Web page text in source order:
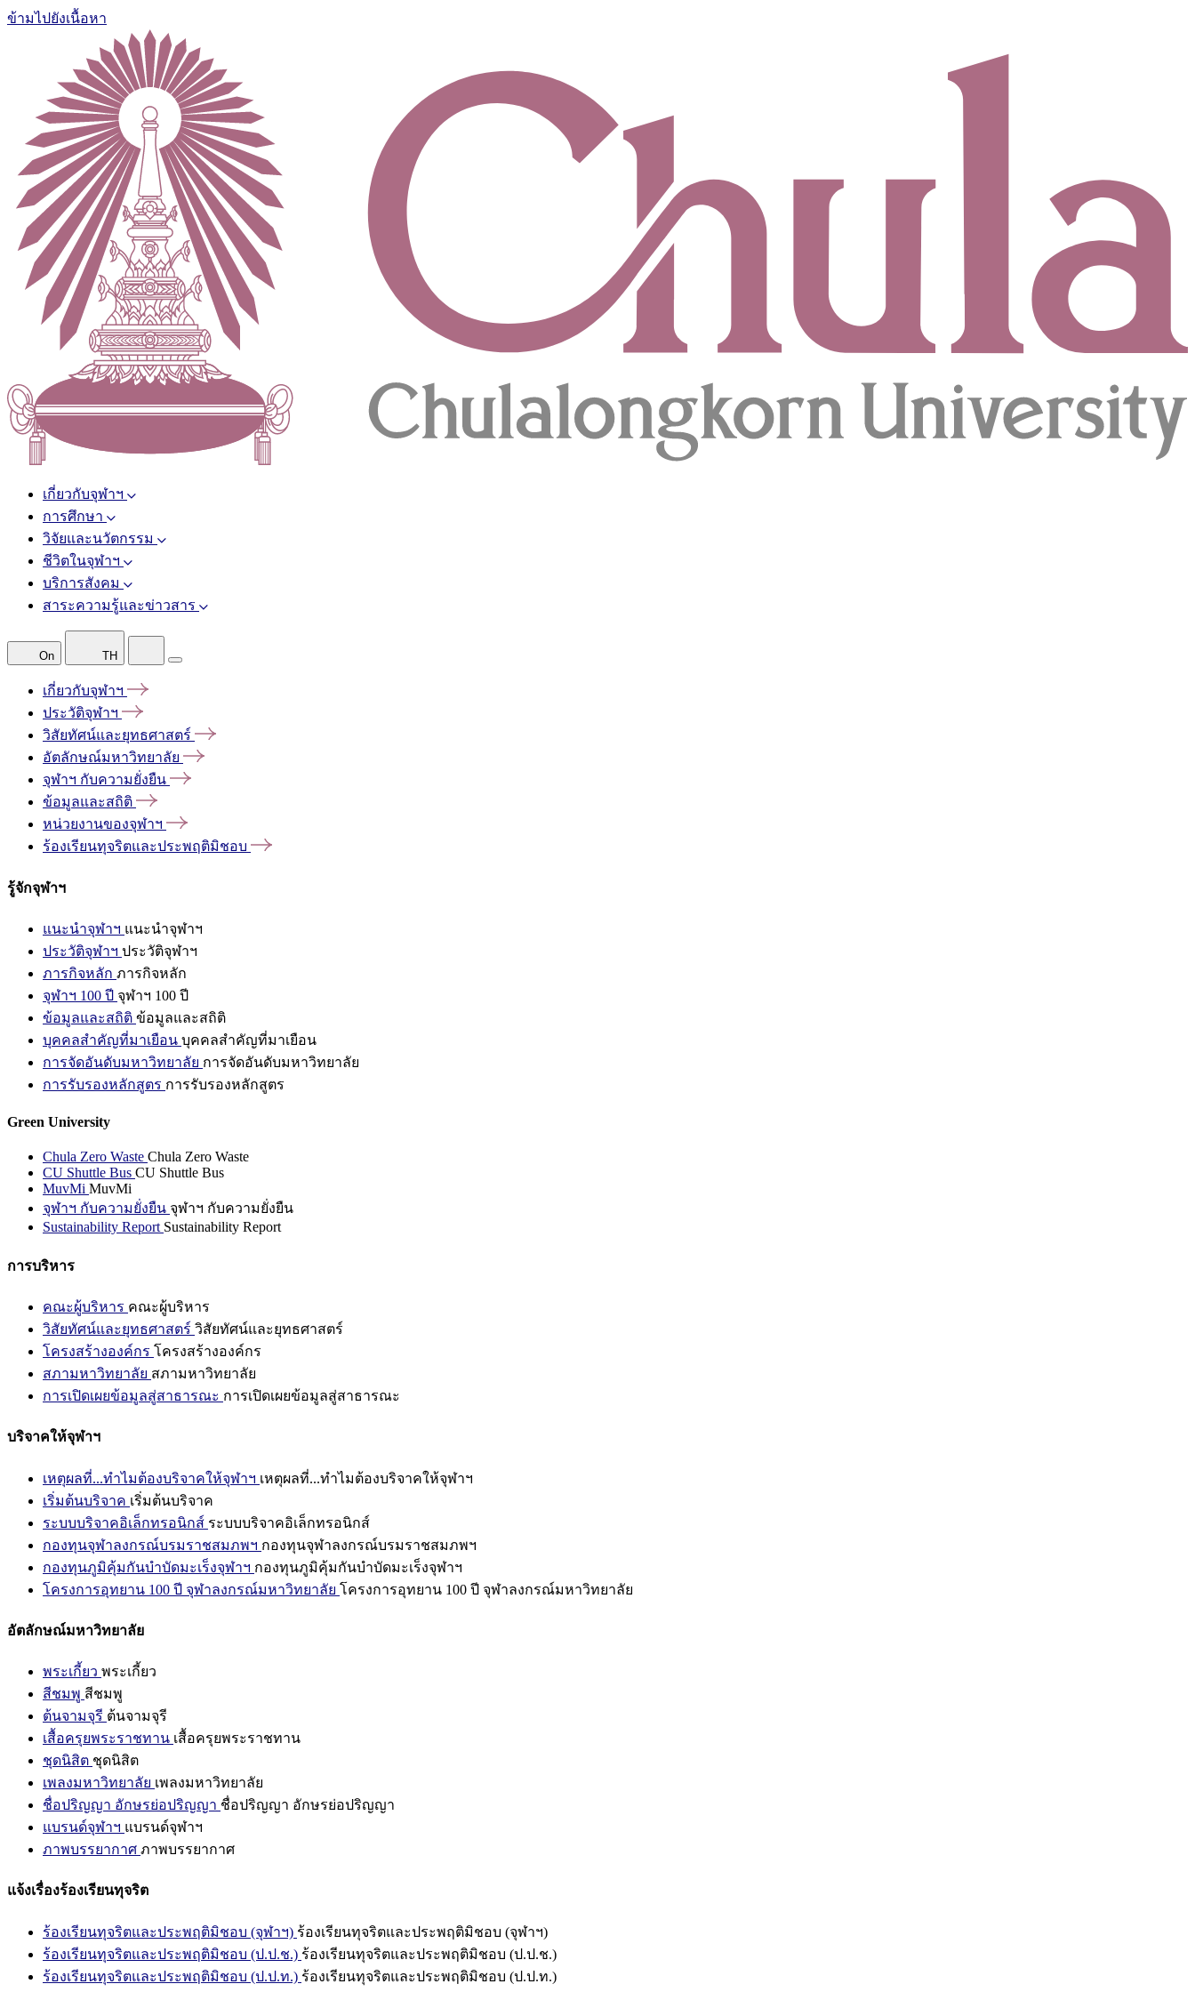
ข้ามไปยังเนื้อหา
เกี่ยวกับจุฬาฯ
การศึกษา
วิจัยและนวัตกรรม
ชีวิตในจุฬาฯ
บริการสังคม
สาระความรู้และข่าวสาร
On TH
เกี่ยวกับจุฬาฯ
ประวัติจุฬาฯ
วิสัยทัศน์และยุทธศาสตร์
อัตลักษณ์มหาวิทยาลัย
จุฬาฯ กับความยั่งยืน
ข้อมูลและสถิติ
หน่วยงานของจุฬาฯ
ร้องเรียนทุจริตและประพฤติมิชอบ
รู้จักจุฬาฯ
แนะนำจุฬาฯ แนะนำจุฬาฯ
ประวัติจุฬาฯ ประวัติจุฬาฯ
ภารกิจหลัก ภารกิจหลัก
จุฬาฯ 100 ปี จุฬาฯ 100 ปี
ข้อมูลและสถิติ ข้อมูลและสถิติ
บุคคลสำคัญที่มาเยือน บุคคลสำคัญที่มาเยือน
การจัดอันดับมหาวิทยาลัย การจัดอันดับมหาวิทยาลัย
การรับรองหลักสูตร การรับรองหลักสูตร
Green University
Chula Zero Waste Chula Zero Waste
CU Shuttle Bus CU Shuttle Bus
MuvMi MuvMi
จุฬาฯ กับความยั่งยืน จุฬาฯ กับความยั่งยืน
Sustainability Report Sustainability Report
การบริหาร
คณะผู้บริหาร คณะผู้บริหาร
วิสัยทัศน์และยุทธศาสตร์ วิสัยทัศน์และยุทธศาสตร์
โครงสร้างองค์กร โครงสร้างองค์กร
สภามหาวิทยาลัย สภามหาวิทยาลัย
การเปิดเผยข้อมูลสู่สาธารณะ การเปิดเผยข้อมูลสู่สาธารณะ
บริจาคให้จุฬาฯ
เหตุผลที่...ทำไมต้องบริจาคให้จุฬาฯ เหตุผลที่...ทำไมต้องบริจาคให้จุฬาฯ
เริ่มต้นบริจาค เริ่มต้นบริจาค
ระบบบริจาคอิเล็กทรอนิกส์ ระบบบริจาคอิเล็กทรอนิกส์
กองทุนจุฬาลงกรณ์บรมราชสมภพฯ กองทุนจุฬาลงกรณ์บรมราชสมภพฯ
กองทุนภูมิคุ้มกันบำบัดมะเร็งจุฬาฯ กองทุนภูมิคุ้มกันบำบัดมะเร็งจุฬาฯ
โครงการอุทยาน 100 ปี จุฬาลงกรณ์มหาวิทยาลัย โครงการอุทยาน 100 ปี จุฬาลงกรณ์มหาวิทยาลัย
อัตลักษณ์มหาวิทยาลัย
พระเกี้ยว พระเกี้ยว
สีชมพู สีชมพู
ต้นจามจุรี ต้นจามจุรี
เสื้อครุยพระราชทาน เสื้อครุยพระราชทาน
ชุดนิสิต ชุดนิสิต
เพลงมหาวิทยาลัย เพลงมหาวิทยาลัย
ชื่อปริญญา อักษรย่อปริญญา ชื่อปริญญา อักษรย่อปริญญา
แบรนด์จุฬาฯ แบรนด์จุฬาฯ
ภาพบรรยากาศ ภาพบรรยากาศ
แจ้งเรื่องร้องเรียนทุจริต
ร้องเรียนทุจริตและประพฤติมิชอบ (จุฬาฯ) ร้องเรียนทุจริตและประพฤติมิชอบ (จุฬาฯ)
ร้องเรียนทุจริตและประพฤติมิชอบ (ป.ป.ช.) ร้องเรียนทุจริตและประพฤติมิชอบ (ป.ป.ช.)
ร้องเรียนทุจริตและประพฤติมิชอบ (ป.ป.ท.) ร้องเรียนทุจริตและประพฤติมิชอบ (ป.ป.ท.)